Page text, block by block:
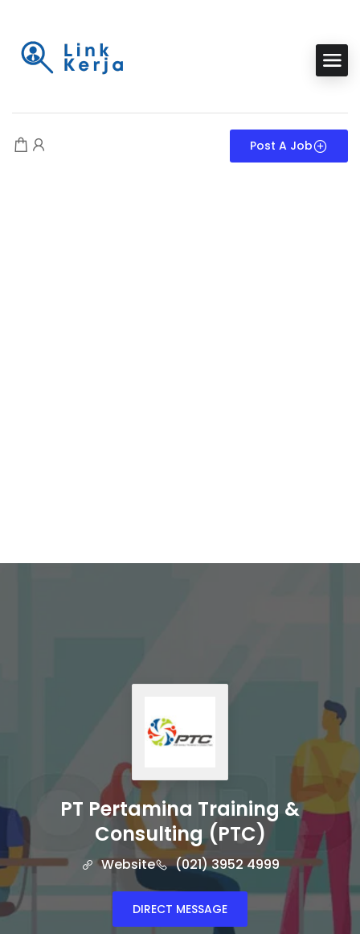
Post A Job
PT Pertamina Training &
Consulting (PTC)
Website (021) 3952 4999
DIRECT MESSAGE